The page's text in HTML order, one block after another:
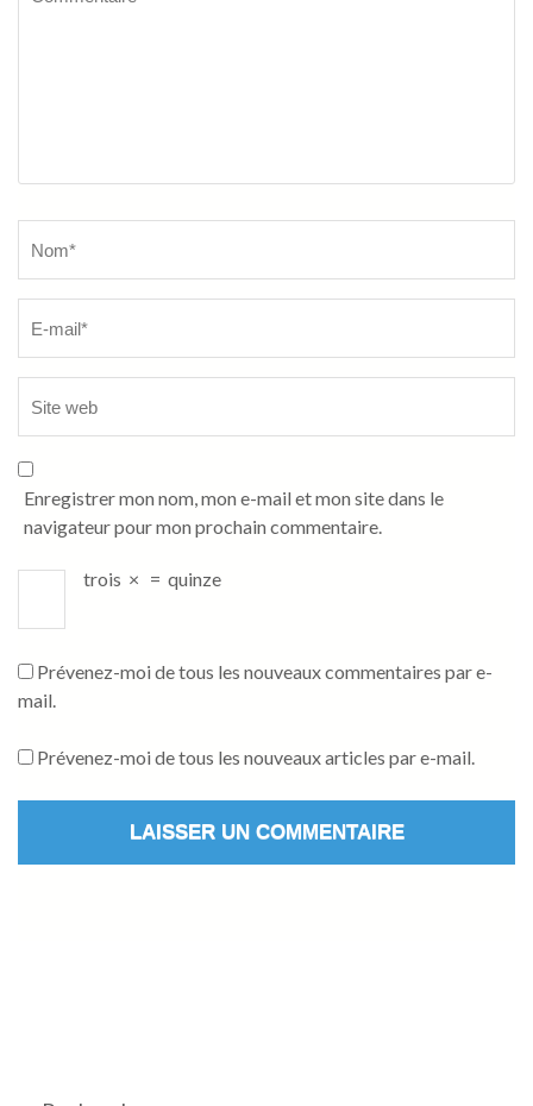
Enregistrer mon nom, mon e-mail et mon site dans le
navigateur pour mon prochain commentaire.
trois × = quinze
Prévenez-moi de tous les nouveaux commentaires par e-
mail.
Prévenez-moi de tous les nouveaux articles par e-mail.